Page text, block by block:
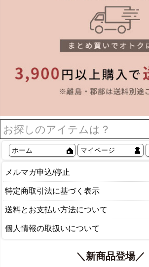
ホーム マイページ
メルマガ申込/停止
特定商取引法に基づく表示
送料とお支払い方法について
個人情報の取扱いについて
＼新商品登場／